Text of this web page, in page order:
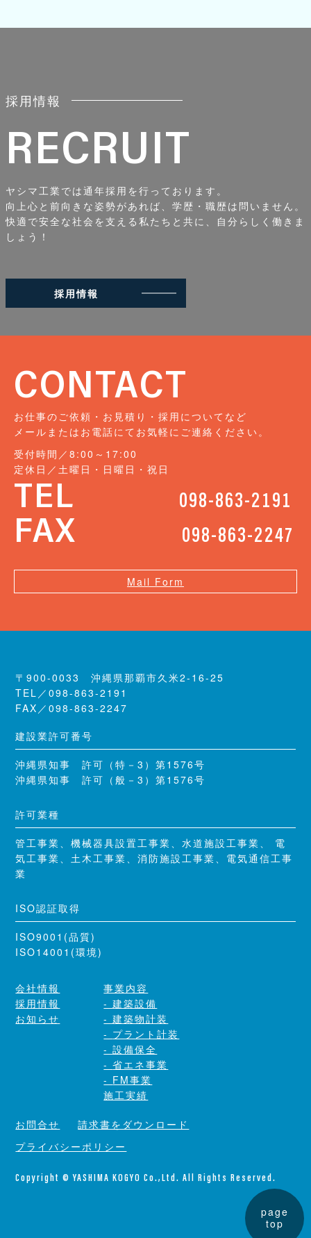
2026/01/23
2024/02/26
2024/01/05
安全祈願
2023/07/11
2023/06/27
2023/06/05
建設産業合同企業説明会に参加します！
採用情報
RECRUIT
ヤシマ工業では通年採用を行っております。
向上心と前向きな姿勢があれば、学歴・職歴は問いません。
快適で安全な社会を支える私たちと共に、自分らしく働きま
しょう！
採用情報
CONTACT
お仕事のご依頼・お見積り・採用についてなど
メールまたはお電話にてお気軽にご連絡ください。
受付時間／8:00～17:00
定休日／土曜日・日曜日・祝日
TEL 098-863-2191
FAX 098-863-2247
Mail Form
page
top
〒900-0033 沖縄県那覇市久米2-16-25
TEL／098-863-2191
FAX／098-863-2247
建設業許可番号
沖縄県知事 許可（特－3）第1576号
沖縄県知事 許可（般－3）第1576号
許可業種
管工事業、機械器具設置工事業、水道施設工事業、 電
気工事業、土木工事業、消防施設工事業、電気通信工事
業
ISO認証取得
ISO9001(品質)
ISO14001(環境)
会社情報
採用情報
お知らせ
事業内容
建築設備
建築物計装
プラント計装
設備保全
省エネ事業
FM事業
施工実績
お問合せ
請求書をダウンロード
プライバシーポリシー
Copyright © YASHIMA KOGYO Co.,Ltd. All Rights Reserved.